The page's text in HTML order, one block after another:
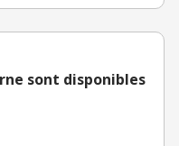
sont disponibles